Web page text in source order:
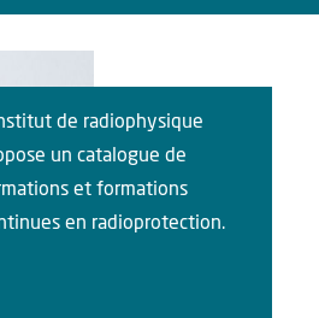
de radiophysique
un catalogue de
et formations
en radioprotection.